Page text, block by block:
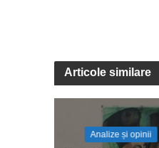
Articole similare
Analize și opinii